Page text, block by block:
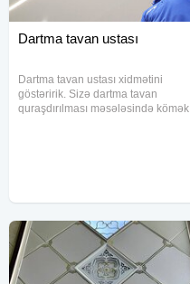
Dartma tavan ustası
Dartma tavan ustası xidmətini
göstəririk. Sizə dartma tavan
quraşdırılması məsələsində kömək